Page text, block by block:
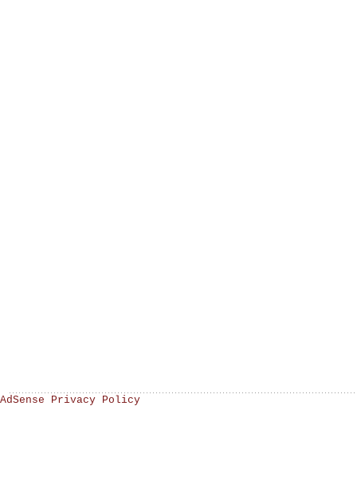
AdSense Privacy Policy